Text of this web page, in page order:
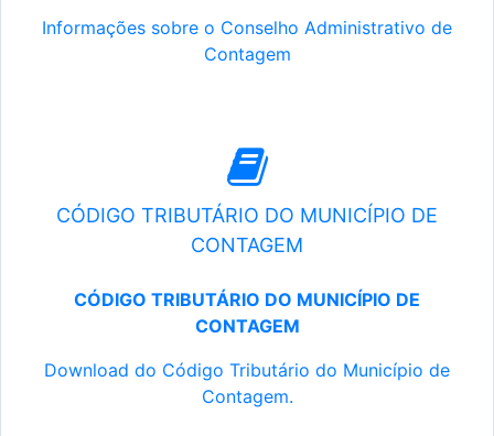
Informações sobre o Conselho Administrativo de
Contagem
CÓDIGO TRIBUTÁRIO DO MUNICÍPIO DE
CONTAGEM
CÓDIGO TRIBUTÁRIO DO MUNICÍPIO DE
CONTAGEM
Download do Código Tributário do Município de
Contagem.